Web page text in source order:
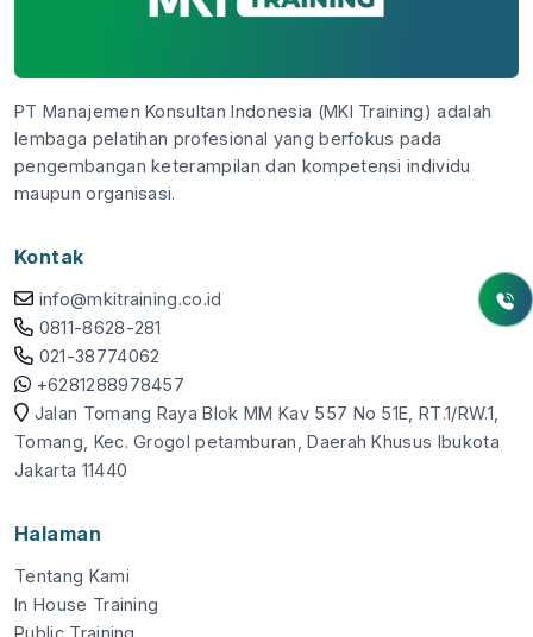
PT Manajemen Konsultan Indonesia (MKI Training) adalah
lembaga pelatihan profesional yang berfokus pada
pengembangan keterampilan dan kompetensi individu
maupun organisasi.
Kontak
info@mkitraining.co.id
0811-8628-281
021-38774062
+6281288978457
Jalan Tomang Raya Blok MM Kav 557 No 51E, RT.1/RW.1,
Tomang, Kec. Grogol petamburan, Daerah Khusus Ibukota
Jakarta 11440
Halaman
Tentang Kami
In House Training
Public Training